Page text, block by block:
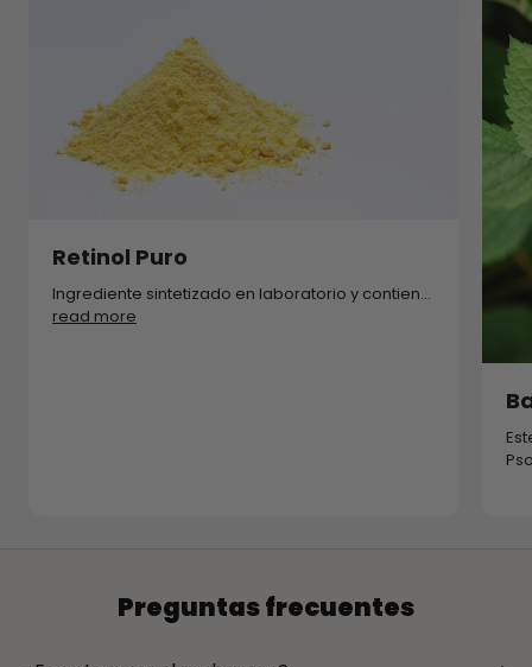
Retinol Puro
Ingrediente sintetizado en laboratorio y contien...
read more
Preguntas frecuentes